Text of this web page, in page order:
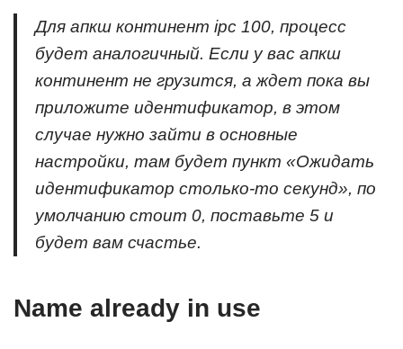
Для апкш континент ipc 100, процесс
будет аналогичный. Если у вас апкш
континент не грузится, а ждет пока вы
приложите идентификатор, в этом
случае нужно зайти в основные
настройки, там будет пункт «Ожидать
идентификатор столько-то секунд», по
умолчанию стоит 0, поставьте 5 и
будет вам счастье.
Name already in use